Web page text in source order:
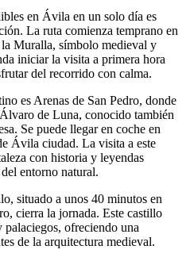
en Ávila en un solo día es
La ruta comienza temprano en
Muralla, símbolo medieval y
iniciar la visita a primera hora
del recorrido con calma.
es Arenas de San Pedro, donde
de Luna, conocido también
Se puede llegar en coche en
Ávila ciudad. La visita a este
con historia y leyendas
entorno natural.
situado a unos 40 minutos en
cierra la jornada. Este castillo
ofreciendo una
de la arquitectura medieval.